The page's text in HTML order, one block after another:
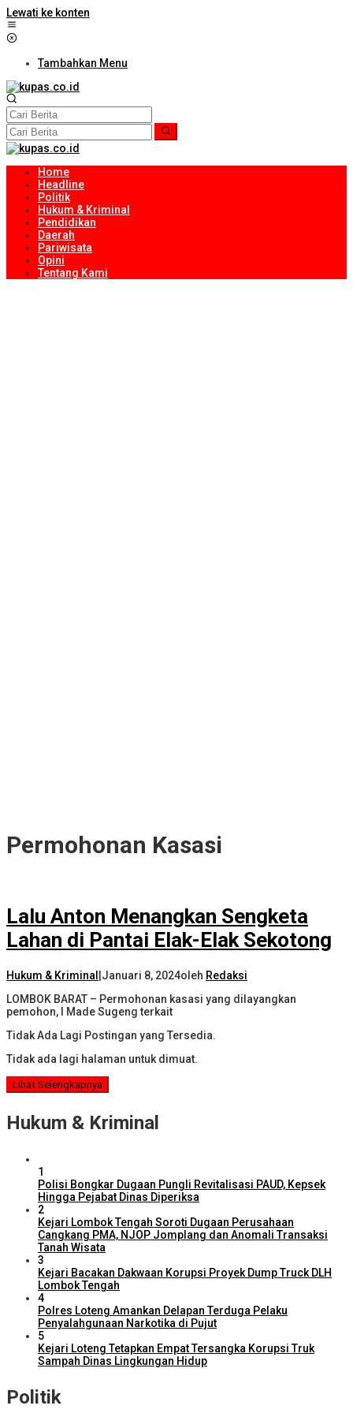
Lewati ke konten
Tambahkan Menu
Home
Headline
Politik
Hukum & Kriminal
Pendidikan
Daerah
Pariwisata
Opini
Tentang Kami
Permohonan Kasasi
Lalu Anton Menangkan Sengketa
Lahan di Pantai Elak-Elak Sekotong
Hukum & Kriminal Januari 8, 2024oleh Redaksi
LOMBOK BARAT – Permohonan kasasi yang dilayangkan
pemohon, I Made Sugeng terkait
Tidak Ada Lagi Postingan yang Tersedia.
Tidak ada lagi halaman untuk dimuat.
Lihat Selengkapnya
Hukum & Kriminal
1
Polisi Bongkar Dugaan Pungli Revitalisasi PAUD, Kepsek
Hingga Pejabat Dinas Diperiksa
2
Kejari Lombok Tengah Soroti Dugaan Perusahaan
Cangkang PMA, NJOP Jomplang dan Anomali Transaksi
Tanah Wisata
3
Kejari Bacakan Dakwaan Korupsi Proyek Dump Truck DLH
Lombok Tengah
4
Polres Loteng Amankan Delapan Terduga Pelaku
Penyalahgunaan Narkotika di Pujut
5
Kejari Loteng Tetapkan Empat Tersangka Korupsi Truk
Sampah Dinas Lingkungan Hidup
Politik